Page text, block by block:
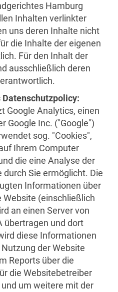
Hamburg
Inhalten verlinkter
uns deren Inhalte nicht
die Inhalte der eigenen
Für den Inhalt der
ausschließlich deren
Google Analytics, einen
Google Inc. ("Google")
sog. "Cookies",
Ihrem Computer
die eine Analyse der
durch Sie ermöglicht. Die
Informationen über
Website (einschließlich
an einen Server von
übertragen und dort
diese Informationen
der Website
Reports über die
die Websitebetreiber
um weitere mit der